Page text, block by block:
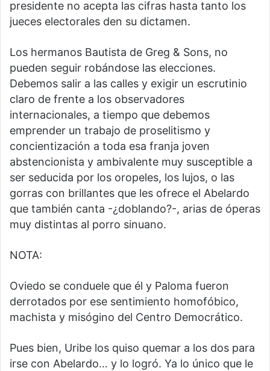
presidente no acepta las cifras hasta tanto los
jueces electorales den su dictamen.
Los hermanos Bautista de Greg & Sons, no
pueden seguir robándose las elecciones.
Debemos salir a las calles y exigir un escrutinio
claro de frente a los observadores
internacionales, a tiempo que debemos
emprender un trabajo de proselitismo y
concientización a toda esa franja joven
abstencionista y ambivalente muy susceptible a
ser seducida por los oropeles, los lujos, o las
gorras con brillantes que les ofrece el Abelardo
que también canta -¿doblando?-, arias de óperas
muy distintas al porro sinuano.
NOTA:
Oviedo se conduele que él y Paloma fueron
derrotados por ese sentimiento homofóbico,
machista y misógino del Centro Democrático.
Pues bien, Uribe los quiso quemar a los dos para
irse con Abelardo… y lo logró. Ya lo único que le